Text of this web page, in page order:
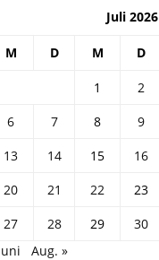
Juli 2026
M D M D
1 2
6
7 8 9
13
14 15 16
20
21 22 23
27
28 29 30
Aug. »